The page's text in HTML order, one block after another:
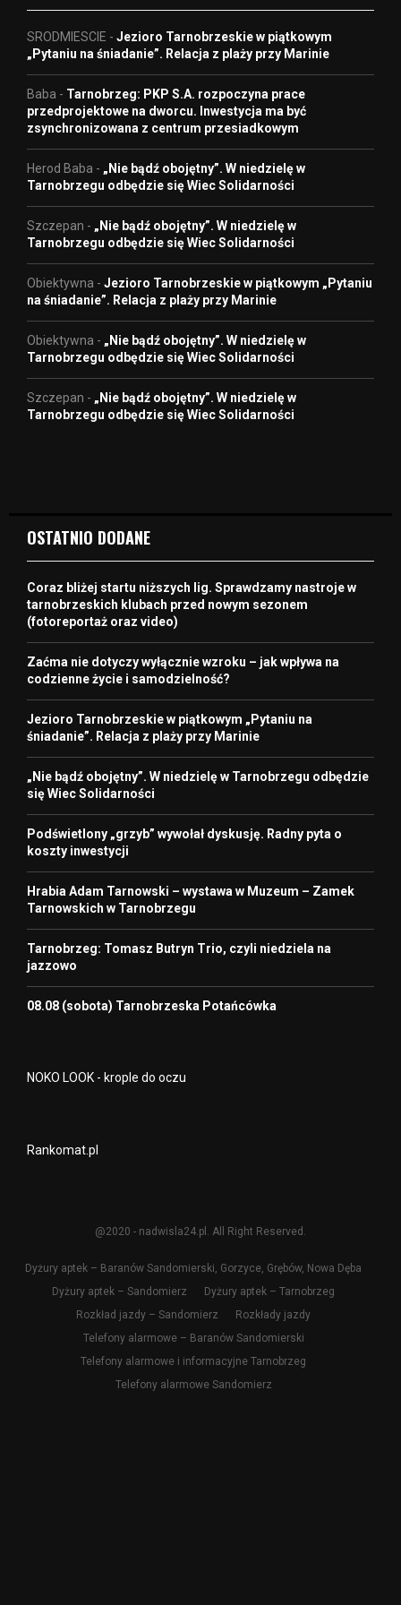
SRODMIESCIE - Jezioro Tarnobrzeskie w piątkowym
„Pytaniu na śniadanie”. Relacja z plaży przy Marinie
Baba - Tarnobrzeg: PKP S.A. rozpoczyna prace
przedprojektowe na dworcu. Inwestycja ma być
zsynchronizowana z centrum przesiadkowym
Herod Baba - „Nie bądź obojętny”. W niedzielę w
Tarnobrzegu odbędzie się Wiec Solidarności
Szczepan - „Nie bądź obojętny”. W niedzielę w
Tarnobrzegu odbędzie się Wiec Solidarności
Obiektywna - Jezioro Tarnobrzeskie w piątkowym „Pytaniu
na śniadanie”. Relacja z plaży przy Marinie
Obiektywna - „Nie bądź obojętny”. W niedzielę w
Tarnobrzegu odbędzie się Wiec Solidarności
Szczepan - „Nie bądź obojętny”. W niedzielę w
Tarnobrzegu odbędzie się Wiec Solidarności
OSTATNIO DODANE
Coraz bliżej startu niższych lig. Sprawdzamy nastroje w
tarnobrzeskich klubach przed nowym sezonem
(fotoreportaż oraz video)
Zaćma nie dotyczy wyłącznie wzroku – jak wpływa na
codzienne życie i samodzielność?
Jezioro Tarnobrzeskie w piątkowym „Pytaniu na
śniadanie”. Relacja z plaży przy Marinie
„Nie bądź obojętny”. W niedzielę w Tarnobrzegu odbędzie
się Wiec Solidarności
Podświetlony „grzyb” wywołał dyskusję. Radny pyta o
koszty inwestycji
Hrabia Adam Tarnowski – wystawa w Muzeum – Zamek
Tarnowskich w Tarnobrzegu
Tarnobrzeg: Tomasz Butryn Trio, czyli niedziela na
jazzowo
08.08 (sobota) Tarnobrzeska Potańcówka
NOKO LOOK - krople do oczu
Rankomat.pl
@2020 - nadwisla24.pl. All Right Reserved.
Dyżury aptek – Baranów Sandomierski, Gorzyce, Grębów, Nowa Dęba
Dyżury aptek – Sandomierz
Dyżury aptek – Tarnobrzeg
Rozkład jazdy – Sandomierz
Rozkłady jazdy
Telefony alarmowe – Baranów Sandomierski
Telefony alarmowe i informacyjne Tarnobrzeg
Telefony alarmowe Sandomierz